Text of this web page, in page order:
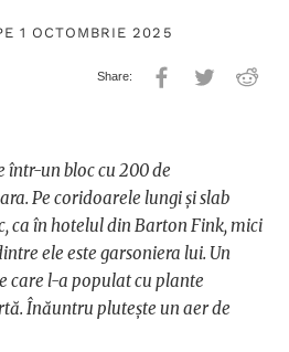
1 OCTOMBRIE 2025
într-un bloc cu 200 de
Pe coridoarele lungi și slab
ca în hotelul din Barton Fink, mici
ele este garsoniera lui. Un
care l-a populat cu plante
Înăuntru plutește un aer de